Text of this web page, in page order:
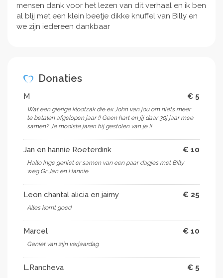
mensen dank voor het lezen van dit verhaal en ik ben
al blij met een klein beetje dikke knuffel van Billy en
we zijn iedereen dankbaar
Donaties
M € 5
Wat een gierige klootzak die ex John van jou om niets meer
te betalen afgelopen jaar !! Geen hart en jij daar 30j jaar mee
samen? Je mooiste jaren hij gestolen van je !!
Jan en hannie Roeterdink € 10
Hallo Inge geniet er samen van een paar dagjes met Billy
weg Gr Jan en Hannie
Leon chantal alicia en jaimy € 25
Alles komt goed ️
Marcel € 10
Geniet van zijn verjaardag
L.Rancheva € 5